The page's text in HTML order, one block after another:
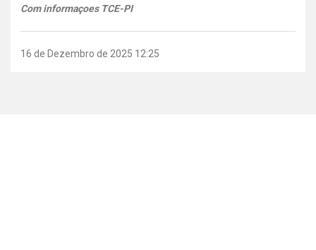
Com informaçoes TCE-PI
16 de Dezembro de 2025 12:25